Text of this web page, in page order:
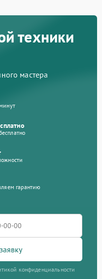
техники
мастера
гарантию
конфиденциальности